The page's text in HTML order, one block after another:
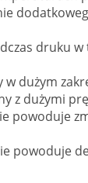
druku w
w dużym
z dużymi
powoduje
powoduje